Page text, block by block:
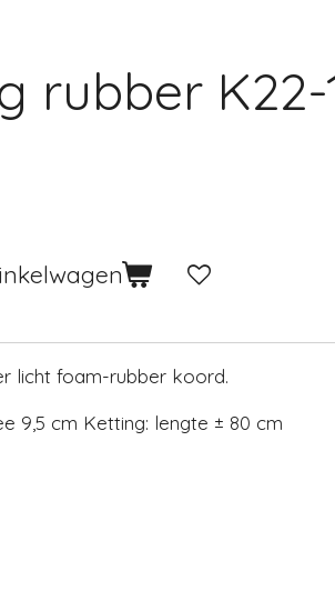
rubber K22-
licht foam-rubber koord.
9,5 cm Ketting: lengte ± 80 cm